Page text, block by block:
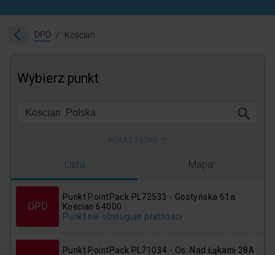
Rejestracja
DPD Koscian